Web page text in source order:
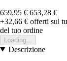
659,95 € 653,28 €
+32,66 € offerti sul
del tuo ordine
Loading...
Descrizione